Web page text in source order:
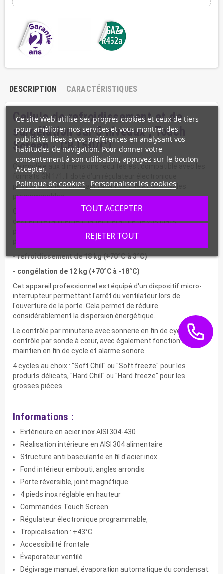
DESCRIPTION CARACTÉRISTIQUES
Cellule de refroidissement et de
surgélation sur 5 niveaux , Touch
Screen - CBT50/CT
Ce modèle aux dimensions réduites est compatible avec les
formats GN 1/1. Il doté d’un régulateur électronique
programmable, d’un évaporateur ventilé et de 4 cycles
programmables.
Cette cellule de refroidissement vous permet de faire
descendre rapidement la température de vos plats
pour prévenir la multiplication de bactéries. Avec une
production par cycle de :
- refroidissement de 18 kg (+70°C à 3°C)
- congélation de 12 kg (+70°C à -18°C)
Cet appareil professionnel est équipé d'un dispositif micro-
interrupteur permettant l'arrêt du ventilateur lors de
l'ouverture de la porte. Cela permet de réduire
considérablement la dispersion énergétique.
Le contrôle par minuterie avec sonnerie en fin de cycle (ou)
contrôle par sonde à cœur, avec également fonction de
maintien en fin de cycle et alarme sonore
4 cycles au choix : "Soft Chill" ou "Soft freeze" pour les
produits délicats, "Hard Chill" ou "Hard freeze" pour les
grosses pièces.
Informations :
Extérieure en acier inox AISI 304-430
Réalisation intérieure en AISI 304 alimentaire
Structure anti basculante en fil d'acier inox
Fond intérieur embouti, angles arrondis
Porte réversible, joint magnétique
4 pieds inox réglable en hauteur
Commandes Touch Screen
Régulateur électronique programmable,
Tropicalisation : +43°C
Accessibilité frontale
Évaporateur ventilé
Dégivrage manuel, évaporation automatique du condensat.
Ce site Web utilise ses propres cookies et ceux de tiers
pour améliorer nos services et vous montrer des
publicités liées à vos préférences en analysant vos
habitudes de navigation. Pour donner votre
consentement à son utilisation, appuyez sur le bouton
Accepter.
Politique de cookies Personnaliser les cookies
REJETER TOUT
TOUT ACCEPTER